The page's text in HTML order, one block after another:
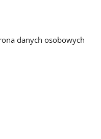
danych osobowych